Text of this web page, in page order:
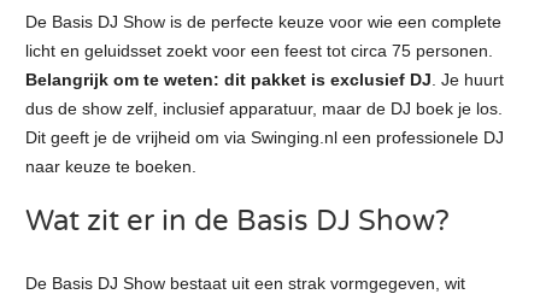
De Basis DJ Show is de perfecte keuze voor wie een complete
licht en geluidsset zoekt voor een feest tot circa 75 personen.
Belangrijk om te weten: dit pakket is exclusief DJ . Je huurt
dus de show zelf, inclusief apparatuur, maar de DJ boek je los.
Dit geeft je de vrijheid om via Swinging.nl een professionele DJ
naar keuze te boeken.
Wat zit er in de Basis DJ Show?
De Basis DJ Show bestaat uit een strak vormgegeven, wit